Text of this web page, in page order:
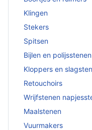
Klingen
Stekers
Spitsen
Bijlen en polijsstenen
Kloppers en
Retouchoirs
Wrijfstenen
Maalstenen
Vuurmakers